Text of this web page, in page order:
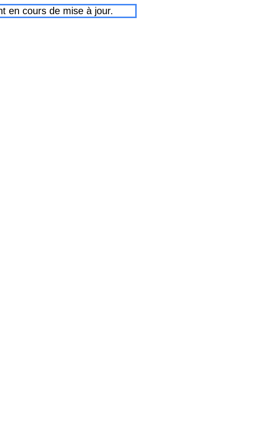
en cours de mise à jour.